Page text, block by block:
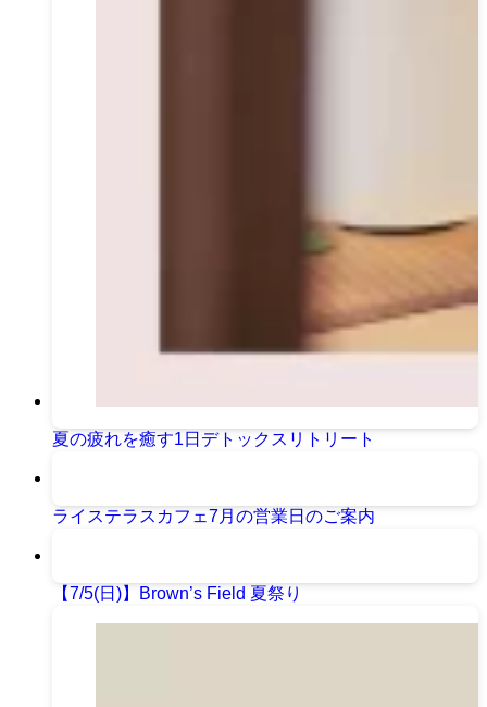
夏の疲れを癒す1日デトックスリトリート
ライステラスカフェ7月の営業日のご案内
【7/5(日)】Brown’s Field 夏祭り